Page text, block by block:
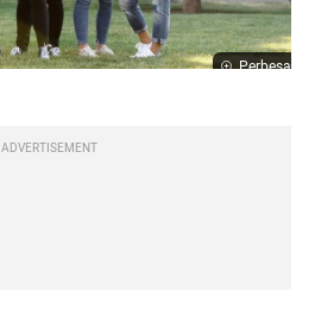
Perbesar
ADVERTISEMENT